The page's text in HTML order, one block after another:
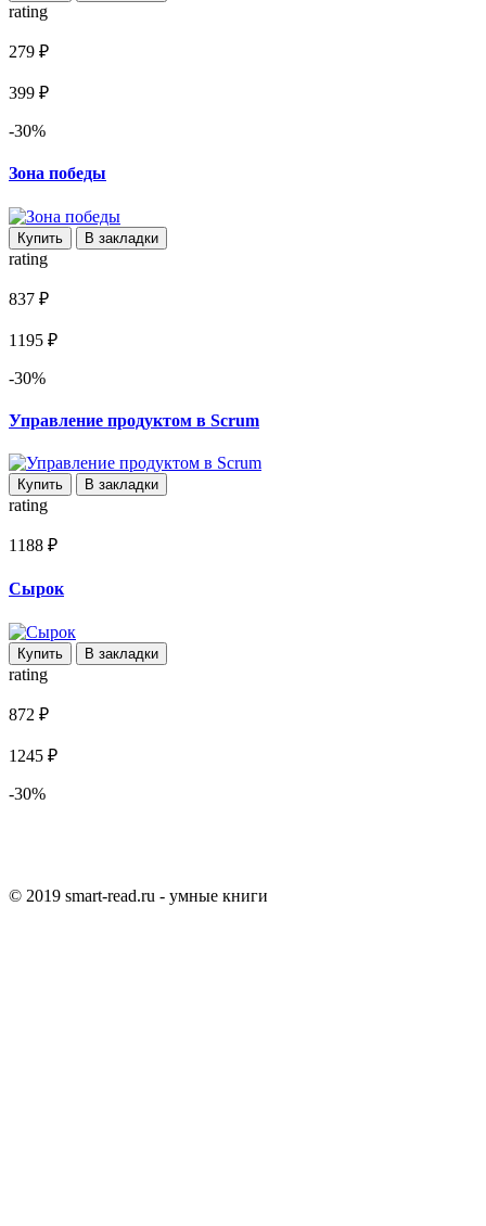
rating
279 ₽
399 ₽
-30%
Зона победы
Купить В закладки
rating
837 ₽
1195 ₽
-30%
Управление продуктом в Scrum
Купить В закладки
rating
1188 ₽
Сырок
Купить В закладки
rating
872 ₽
1245 ₽
-30%
© 2019 smart-read.ru - умные книги